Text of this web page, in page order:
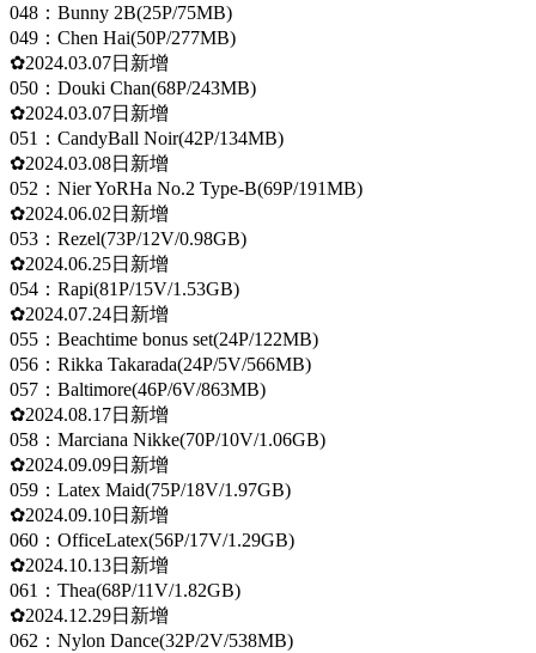
048：Bunny 2B(25P/75MB)
049：Chen Hai(50P/277MB)
✿2024.03.07日新增
050：Douki Chan(68P/243MB)
✿2024.03.07日新增
051：CandyBall Noir(42P/134MB)
✿2024.03.08日新增
052：Nier YoRHa No.2 Type-B(69P/191MB)
✿2024.06.02日新增
053：Rezel(73P/12V/0.98GB)
✿2024.06.25日新增
054：Rapi(81P/15V/1.53GB)
✿2024.07.24日新增
055：Beachtime bonus set(24P/122MB)
056：Rikka Takarada(24P/5V/566MB)
057：Baltimore(46P/6V/863MB)
✿2024.08.17日新增
058：Marciana Nikke(70P/10V/1.06GB)
✿2024.09.09日新增
059：Latex Maid(75P/18V/1.97GB)
✿2024.09.10日新增
060：OfficeLatex(56P/17V/1.29GB)
✿2024.10.13日新增
061：Thea(68P/11V/1.82GB)
✿2024.12.29日新增
062：Nylon Dance(32P/2V/538MB)